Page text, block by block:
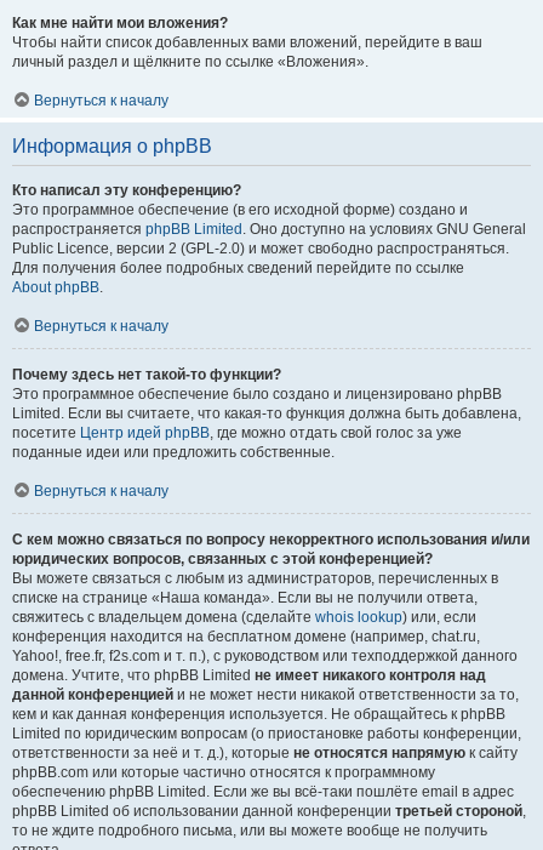
Как мне найти мои вложения?
Чтобы найти список добавленных вами вложений, перейдите в ваш
личный раздел и щёлкните по ссылке «Вложения».
Вернуться к началу
Информация о phpBB
Кто написал эту конференцию?
Это программное обеспечение (в его исходной форме) создано и
распространяется phpBB Limited . Оно доступно на условиях GNU General
Public Licence, версии 2 (GPL-2.0) и может свободно распространяться.
Для получения более подробных сведений перейдите по ссылке
About phpBB.
Вернуться к началу
Почему здесь нет такой-то функции?
Это программное обеспечение было создано и лицензировано phpBB
Limited. Если вы считаете, что какая-то функция должна быть добавлена,
посетите Центр идей phpBB, где можно отдать свой голос за уже
поданные идеи или предложить собственные.
Вернуться к началу
С кем можно связаться по вопросу некорректного использования и/или
юридических вопросов, связанных с этой конференцией?
Вы можете связаться с любым из администраторов, перечисленных в
списке на странице «Наша команда». Если вы не получили ответа,
свяжитесь с владельцем домена (сделайте whois lookup) или, если
конференция находится на бесплатном домене (например, chat.ru,
Yahoo!, free.fr, f2s.com и т. п.), с руководством или техподдержкой данного
домена. Учтите, что phpBB Limited не имеет никакого контроля над
данной конференцией и не может нести никакой ответственности за то,
кем и как данная конференция используется. Не обращайтесь к phpBB
Limited по юридическим вопросам (о приостановке работы конференции,
ответственности за неё и т. д.), которые не относятся напрямую к сайту
phpBB.com или которые частично относятся к программному
обеспечению phpBB Limited. Если же вы всё-таки пошлёте email в адрес
phpBB Limited об использовании данной конференции третьей стороной,
то не ждите подробного письма, или вы можете вообще не получить